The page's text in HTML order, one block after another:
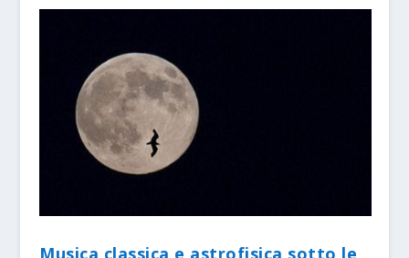
Musica classica e astrofisica sotto le